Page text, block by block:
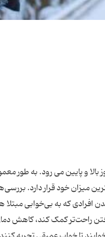
انسان طی 24 ساعت شبانه روز بالا و پایین
میزان خود قرار دارد.
افرادی که به بی‌خوابی
راحت‌تر کمک کند، کاهش